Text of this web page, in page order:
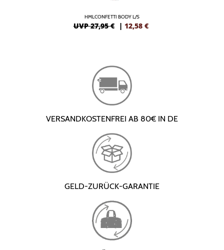
HMLCONFETTI BODY L/S
UVP 27,95 € | 12,58 €
VERSANDKOSTENFREI AB 80€ IN DE
GELD-ZURÜCK-GARANTIE